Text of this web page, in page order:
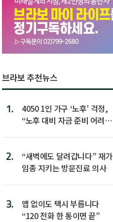
브라보 추천뉴스
1.
4050 1인 가구 ‘노후’ 걱정,
“노후 대비 자금 준비 어려
2.
“새벽에도 달려갑니다” 재가
임종 지키는 방문진료 의사
3.
앱 없이도 택시 부릅니다
“120 전화 한 통이면 끝”